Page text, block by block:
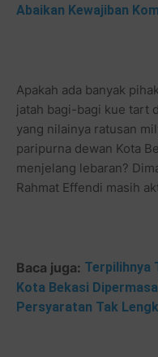
Abaikan Kewajiban
Apakah ada banyak
jatah bagi-bagi kue tart
yang nilainya ratusan
paripurna dewan Kota
menjelang lebaran?
Rahmat Effendi masih
Baca juga: Terpilihnya
Kota Bekasi
Persyaratan Tak